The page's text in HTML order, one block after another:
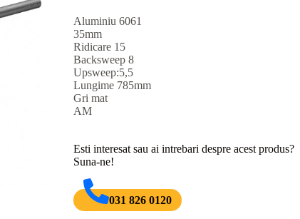
Aluminiu 6061
35mm
Ridicare 15
Backsweep 8
Upsweep:5,5
Lungime 785mm
Gri mat
AM
Esti interesat sau ai intrebari despre acest produs?
Suna-ne!
031 826 0120